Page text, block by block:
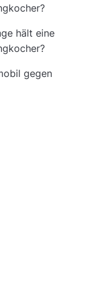
hält eine
gegen